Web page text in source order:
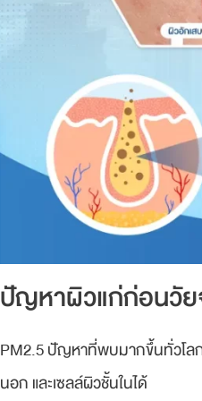
ปัญหาผิวแก่ก่อนวัย
PM2.5 ปัญหาที่พบมากขึ้นทั่วโล
นอก และเซลล์ผิวชั้นในได้